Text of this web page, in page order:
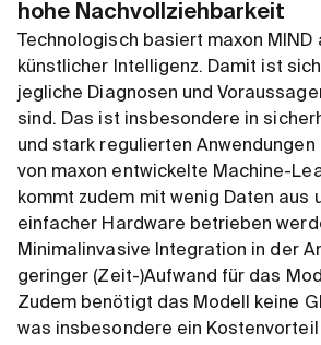
hohe Nachvollziehbarkeit
Technologisch basiert maxon
künstlicher Intelligenz. Damit ist
jegliche Diagnosen und
sind. Das ist insbesondere in
und stark regulierten Anwendungen
von maxon entwickelte Machine-
kommt zudem mit wenig Daten aus
einfacher Hardware betrieben
Minimalinvasive Integration in der
geringer (Zeit-)Aufwand für das
Zudem benötigt das Modell keine
was insbesondere ein